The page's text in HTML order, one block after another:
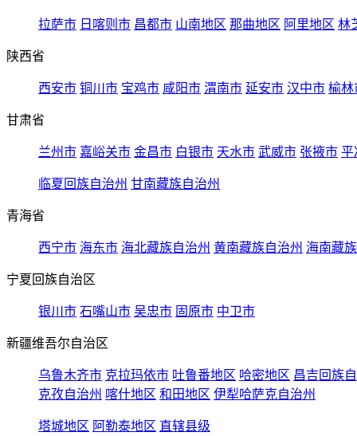
拉萨市 日喀则市 昌都市 山南地区 那曲地区 阿里地区 林
陕西省
西安市 铜川市 宝鸡市 咸阳市 渭南市 延安市 汉中市 榆林
甘肃省
兰州市 嘉峪关市 金昌市 白银市 天水市 武威市 张掖市 平
临夏回族自治州 甘南藏族自治州
青海省
西宁市 海东市 海北藏族自治州 黄南藏族自治州 海南藏
宁夏回族自治区
银川市 石嘴山市 吴忠市 固原市 中卫市
新疆维吾尔自治区
乌鲁木齐市 克拉玛依市 吐鲁番地区 哈密地区 昌吉回族
克孜自治州 喀什地区 和田地区 伊犁哈萨克自治州
塔城地区 阿勒泰地区 直辖县级